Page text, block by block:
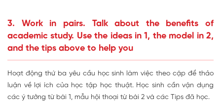
3. Work in pairs. Talk about the benefits of
academic study. Use the ideas in 1, the model in 2,
and the tips above to help you
Hoạt động thứ ba yêu cầu học sinh làm việc theo cặp để thảo
luận về lợi ích của học tập học thuật. Học sinh cần vận dụng
các ý tưởng từ bài 1, mẫu hội thoại từ bài 2 và các Tips đã học.